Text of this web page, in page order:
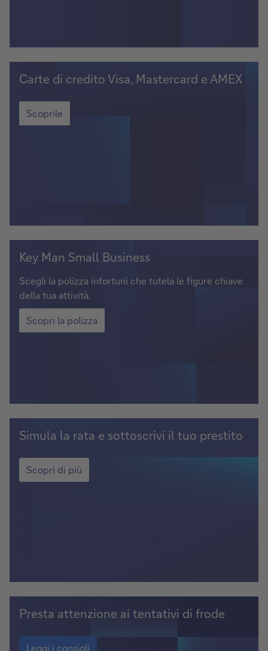
Carte
di
credito
Visa,
Mastercard
Carte di credito Visa, Mastercard e AMEX
Carte
di
credito
Scoprile
Scopri
la
polizza
Key Man Small Business
Scegli la polizza infortuni che tutela le figure chiave
della tua attività.
Scopri
la
polizza
Scopri la polizza
Simula
la
rata
sottoscrivi
Simula la rata e sottoscrivi il tuo prestito
Simula
la
rata
Scopri di più
Leggi
i
consigli
Presta attenzione ai tentativi di frode
Leggi
iLeggi i consigli